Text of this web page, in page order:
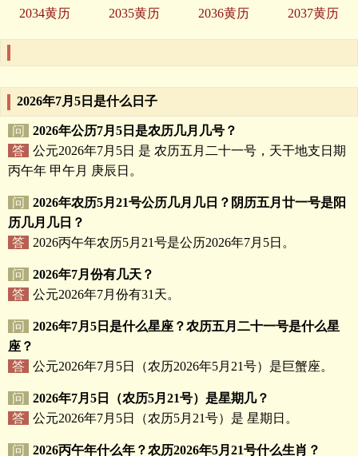
2034黄历
2035黄历 2036黄历 2037黄历
2026年7月5日是什么日子
问
2026年公历7月5日是农历几月几号？
答 公元2026年7月5日 是 农历五月二十一号，天干地支日期
丙午年 甲午月 庚辰日。
问
2026年农历5月21号公历几月几日？阴历五月廿一号是阳
历几月几日？
答
2026丙午年农历5月21号是公历2026年7月5日。
问
2026年7月份有几天？
答 公元2026年7月份有31天。
问
2026年7月5日是什么星座？农历五月二十一号是什么星
座？
答 公元2026年7月5日（农历2026年5月21号）是巨蟹座。
问
2026年7月5日（农历5月21号）是星期几？
答 公元2026年7月5日（农历5月21号）是 星期日。
问 2026丙午年什么年？农历2026年5月21号什么生肖？